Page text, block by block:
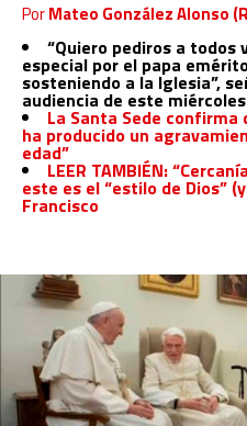
PorMateo González Alonso
“Quiero pediros a todos
especial por el papa
sosteniendo a la Iglesia”,
audiencia de este miércoles
La Santa Sede confirma
ha producido un
edad”
LEER TAMBIÉN:
este es el “estilo de Dios”
Francisco